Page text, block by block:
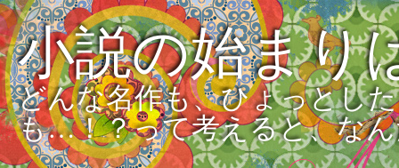
小説の始まり
どんな名作も、ひょっとし
も…！？って考えると、な